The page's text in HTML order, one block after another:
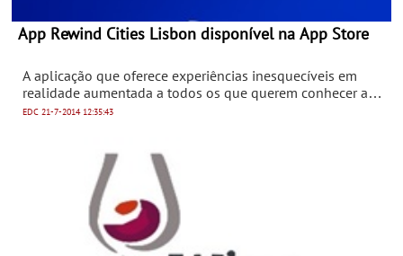
App Rewind Cities Lisbon disponível na App Store
A aplicação que oferece experiências inesquecíveis em
realidade aumentada a todos os que querem conhecer a
história de Lisboa está agora disponível gratuitamente
EDC 21-7-201412:35:43